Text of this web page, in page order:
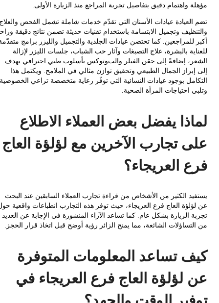
واهتمام دقيق بتفاصيل تجربة المراجع منذ الزيارة الأولى.
عيادات الأسنان التي تقدّم خدمات شاملة تشمل الفحص والعلاج
وتجميل الابتسامة باستخدام تقنيات حديثة تضمن نتائج دقيقة وراحة
للمراجعين. كما تحتضن عيادات الجلدية والتجميل والليزر برامج متقدّمة
بالبشرة، علاج التصبغات وآثار حب الشباب، جلسات الليزر لإزالة
إضافةً إلى حقن الفيلر والبوتوكس بأسلوب طبي احترافي يهدف
الجمال الطبيعي وتحقيق توازن مثالي في الملامح. ويكتمل هذا
بوجود عيادات النسائية التي توفّر رعاية متخصصة تراعي الخصوصية
احتياجات المرأة الصحية.
يفضل بعض العملاء الاطلاع
تجارب الآخرين مع لؤلؤة العاج
العريجاء؟
الكثير من الأشخاص من قراءة تجارب العملاء السابقين عند البحث
العاج فرع العريجاء، حيث توفر هذه التجارب انطباعات واقعية حول
الزيارة بشكل عام. كما تساعد الآراء المنشورة في الإجابة عن العديد
الشائعة، مما يمنح الزائر رؤية أوضح قبل اتخاذ قرار الحجز.
تساعد المعلومات المتوفرة
لؤلؤة العاج فرع العريجاء في